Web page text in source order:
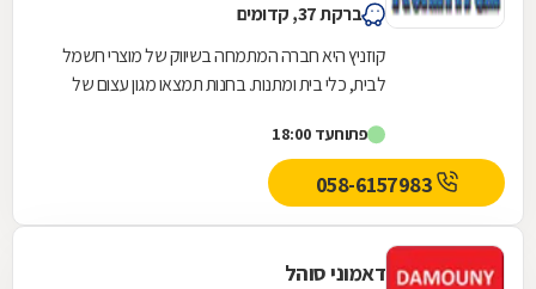
ברקת 37, קדומים
קוזניץ היא חברה המתמחה בשיווק של מוצרי חשמל
לבית, כלי בית ומתנות. בחנות תמצאו מגון עצום של
משתלמים...
פתוחעד 18:00
דאמוני סוהל